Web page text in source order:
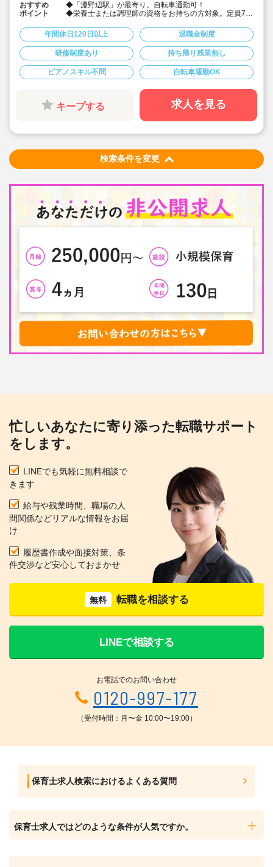
おすすめ
ポイント
◆「淵野辺駅」が最寄り。自転車通勤可！
◆栄養士または調理師の資格をお持ちの方対象。定員70
◆月給23.9万～/別途経験手当あり☆
◆年間休日123日。有給は入社時に3日+半年後に10日付
与！特別休暇も年5日でプライベート充実☆
◆借り上げ社宅制度あり！(敷金礼金なし)
◆介護休暇・産前産後休暇・育児休暇の取得率100％！
復帰率も83％♪
◆「食」の面から子ども達を支える、やりがいのあるお
年間休日120日以上 退職金制度
研修制度あり 持ち帰り残業無し
ピアノスキル不問 自転車通勤OK
キープする 求人を見る
検索条件を変更
忙しいあなたに寄り添った転職サポート
をします。
LINEでも気軽に無料相談で
きます
給与や残業時間、職場の人
間関係などリアルな情報をお届
け
履歴書作成や面接対策、条
件交渉など安心しておまかせ
無料 転職を相談する
LINEで相談する
お電話でのお問い合わせ
0120-997-177
（受付時間：月〜金 10:00〜19:00）
保育士求人検索におけるよくある質問
保育士求人ではどのような条件が人気ですか。